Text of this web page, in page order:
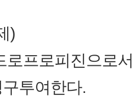
)
로프로피진으로
투여한다.